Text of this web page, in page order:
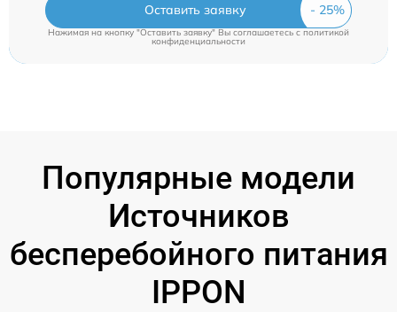
Оставить заявку
Нажимая на кнопку "Оставить заявку" Вы соглашаетесь cполитикой
конфиденциальности
Популярные модели
Источников
бесперебойного питания
IPPON